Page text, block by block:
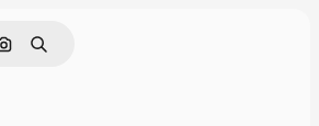
Pesquisar por imagem
Buscar